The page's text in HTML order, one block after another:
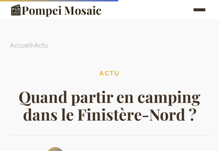
📰Pompei Mosaic
Accueil›Actu
ACTU
Quand partir en camping
dans le Finistère-Nord ?